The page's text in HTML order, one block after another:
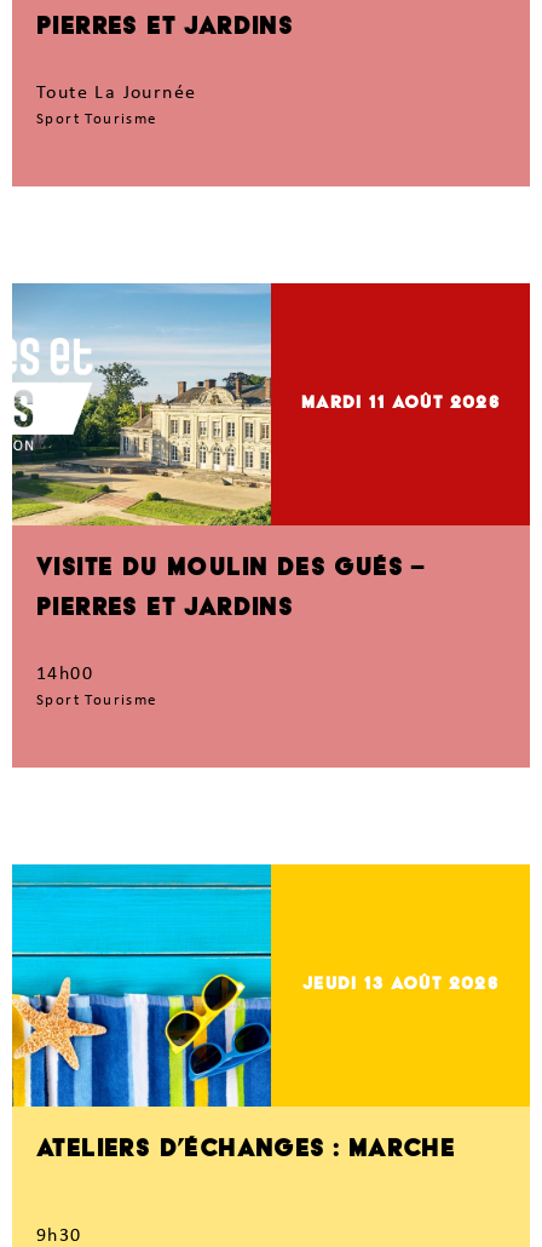
PIERRES ET JARDINS
Toute La Journée
Sport Tourisme
mardi 11 Août 2026
VISITE DU MOULIN DES GUÉS –
PIERRES ET JARDINS
14h00
Sport Tourisme
jeudi 13 Août 2026
ATELIERS D’ÉCHANGES : MARCHE
9h30